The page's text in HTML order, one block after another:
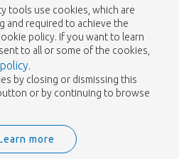
tools use cookies, which are
and required to achieve the
policy. If you want to learn
to all or some of the cookies,
.
by closing or dismissing this
or by continuing to browse
more